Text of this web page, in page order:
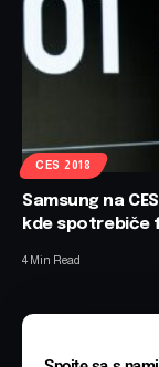
CES 2018
Samsung na
kde spotrebiče
4 Min Read